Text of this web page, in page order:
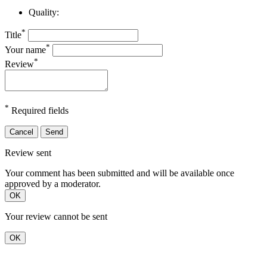
Quality:
Title*
Your name*
Review*
* Required fields
Cancel Send
Review sent
Your comment has been submitted and will be available once
approved by a moderator.
OK
Your review cannot be sent
OK